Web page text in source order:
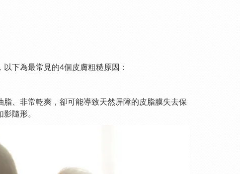
下為最常見的4個皮膚粗糙原因：
、非常乾爽，卻可能導致天然屏障的皮脂膜失去保
隨形。